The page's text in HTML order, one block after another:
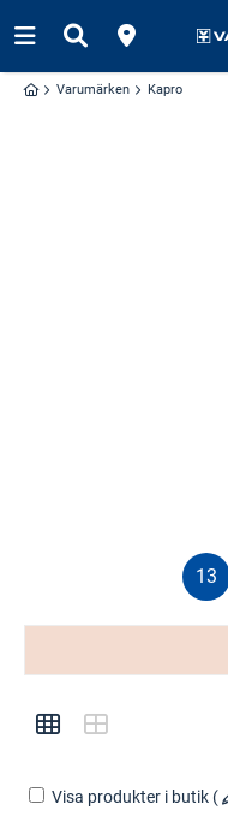
Varumärken Kapro
13
Visa produkter i butik (